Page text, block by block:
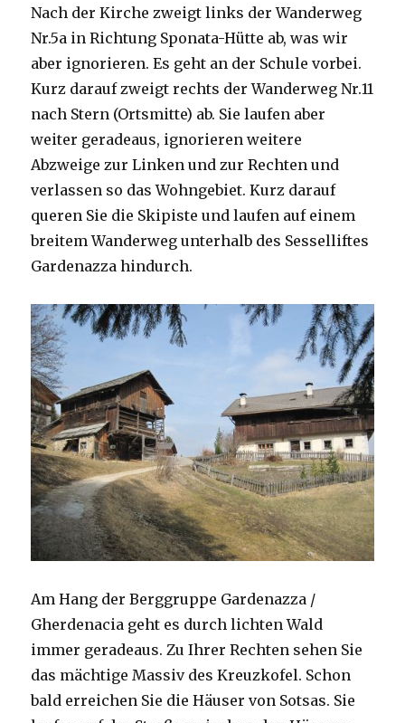
Nach der Kirche zweigt links der Wanderweg
Nr.5a in Richtung Sponata-Hütte ab, was wir
aber ignorieren. Es geht an der Schule vorbei.
Kurz darauf zweigt rechts der Wanderweg Nr.11
nach Stern (Ortsmitte) ab. Sie laufen aber
weiter geradeaus, ignorieren weitere
Abzweige zur Linken und zur Rechten und
verlassen so das Wohngebiet. Kurz darauf
queren Sie die Skipiste und laufen auf einem
breitem Wanderweg unterhalb des Sesselliftes
Gardenazza hindurch.
Am Hang der Berggruppe Gardenazza /
Gherdenacia geht es durch lichten Wald
immer geradeaus. Zu Ihrer Rechten sehen Sie
das mächtige Massiv des Kreuzkofel. Schon
bald erreichen Sie die Häuser von Sotsas. Sie